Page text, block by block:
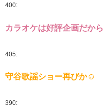
400:
カラオケは好評企画だから
405:
守谷歌謡ショー再びか☺
390: